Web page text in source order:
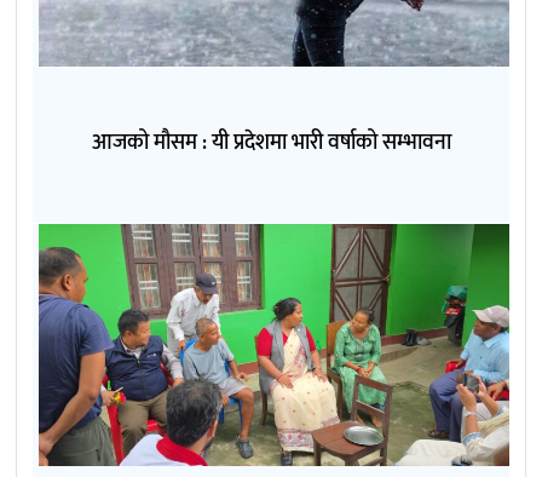
आजको मौसम : यी प्रदेशमा भारी वर्षाको सम्भावना